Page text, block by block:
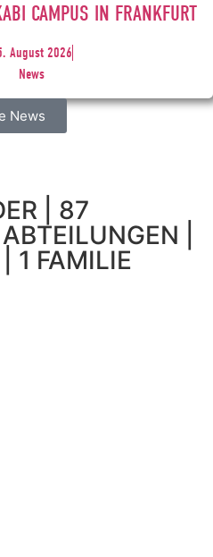
CAMPUS IN FRANKFURT
August 2026
News
News
| 87
|
1 FAMILIE